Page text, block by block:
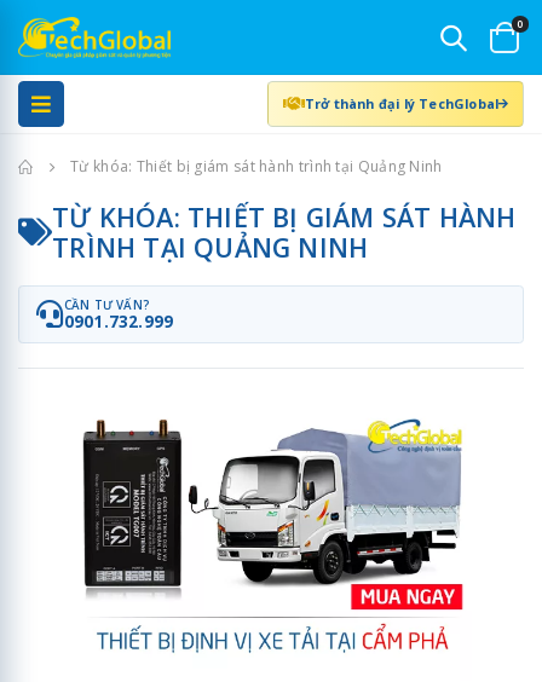
0
Trở thành đại lý TechGlobal
Trang chủTừ khóa: Thiết bị giám sát hành trình tại Quảng Ninh
TỪ KHÓA: THIẾT BỊ GIÁM SÁT HÀNH
TRÌNH TẠI QUẢNG NINH
CẦN TƯ VẤN?
0901.732.999